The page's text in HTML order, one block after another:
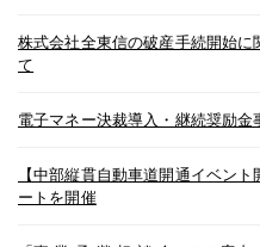
株式会社全東信の破産手続開始
て
電子マネー決裁導入・継続奨励金
【中部縦貫自動車道開通イベン
ートを開催